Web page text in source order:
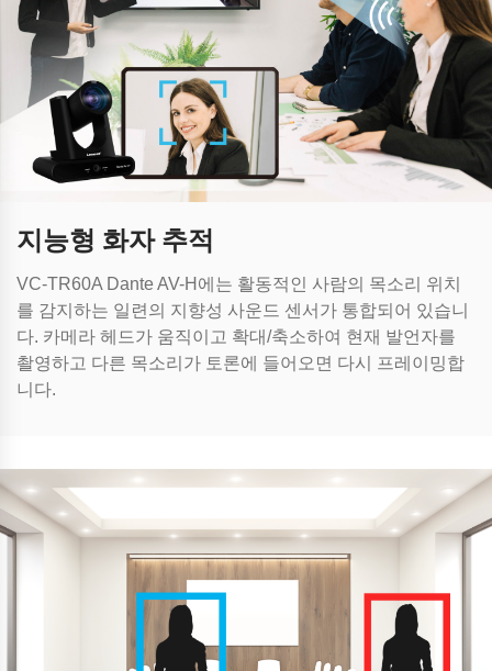
지능형 화자 추적
VC-TR60A Dante AV-H에는 활동적인 사람의 목소리 위치
를 감지하는 일련의 지향성 사운드 센서가 통합되어 있습니
다. 카메라 헤드가 움직이고 확대/축소하여 현재 발언자를
촬영하고 다른 목소리가 토론에 들어오면 다시 프레이밍합
니다.